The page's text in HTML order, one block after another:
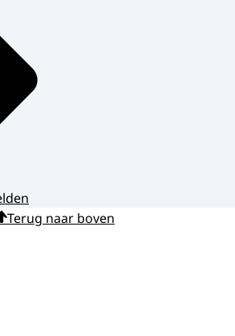
Terug naar boven